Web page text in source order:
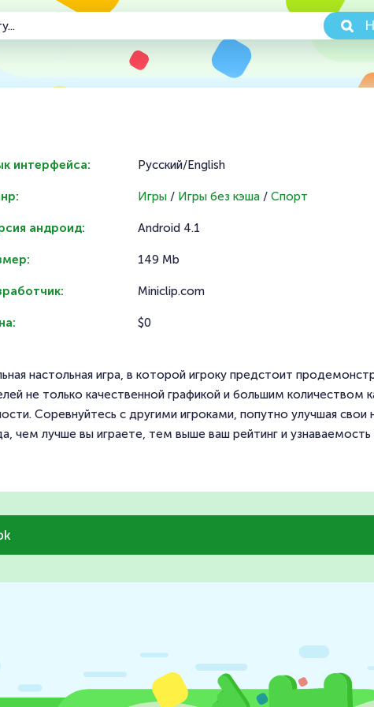
интерфейса:
андроид:
Русский/English
Игры / Игры без кэша / Спорт
Android 4.1
149 Mb
Miniclip.com
$0
настольная игра, в которой игроку предстоит
не только качественной графикой и большим количеством
Соревнуйтесь с другими игроками, попутно улучшая
чем лучше вы играете, тем выше ваш рейтинг и узнаваемость